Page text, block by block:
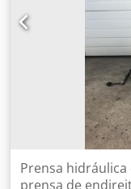
OM300 Dedpfxsy
646 - Força: 300
2350 mm -
da máquina: 1000
mm - Largura
máximo de
pouco utilizada,
perfeitamente. A
pronta para testes.
Prensa
prensa de